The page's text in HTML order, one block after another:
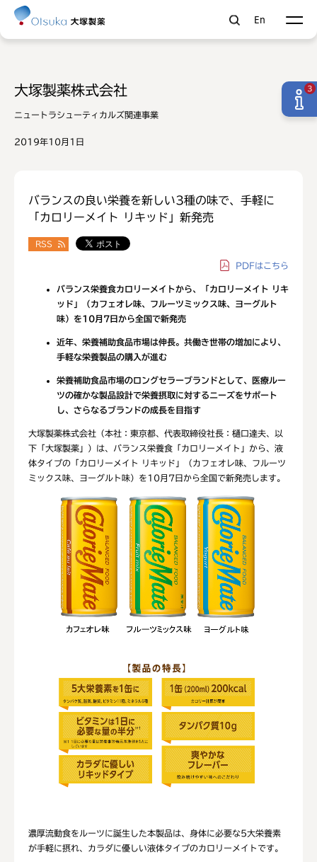
En
大塚製薬株式会社
ニュートラシューティカルズ関連事業
2019年10月1日
バランスの良い栄養を新しい3種の味で、手軽に
「カロリーメイト リキッド」新発売
RSS
PDFはこちら
バランス栄養食カロリーメイトから、「カロリーメイト リキ
ッド」（カフェオレ味、フルーツミックス味、ヨーグルト
味） を10月 7日から全国で新発売
近年、栄養補助食品市場は伸長。共働き世帯の増加により、
手軽な栄養製品の購入が進む
栄養補助食品市場のロングセラーブランドとして、医療ルー
ツの確かな製品設計で栄養摂取に対するニーズをサポート
し、さらなるブランドの成長を目指す
大塚製薬株式会社（本社：東京都、代表取締役社長：樋口達夫、以
下「大塚製薬」）は、バランス栄養食「カロリーメイト」から、液
体タイプの「カロリーメイト リキッド」（カフェオレ味、フルーツ
ミックス味、ヨーグルト味）を10月7日から全国で新発売します。
濃厚流動食をルーツに誕生した本製品は、身体に必要な5大栄養素
が手軽に摂れ、カラダに優しい液体タイプのカロリーメイトです。
3